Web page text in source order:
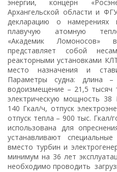
энергии, концерн
Архангельской области и
декларацию о
плавучую атомную
«Академик Ломоносов»
представляет собой
реакторными установками
место назначения и
Параметры судна:
водоизмещение – 21,5 тысяч
электрическую мощность
140 Гкал/ч, отпуск
отпуск тепла – 900 тыс.
использована для
устанавливают
вместо турбин и
минимум на 36 лет
необходимо проводить